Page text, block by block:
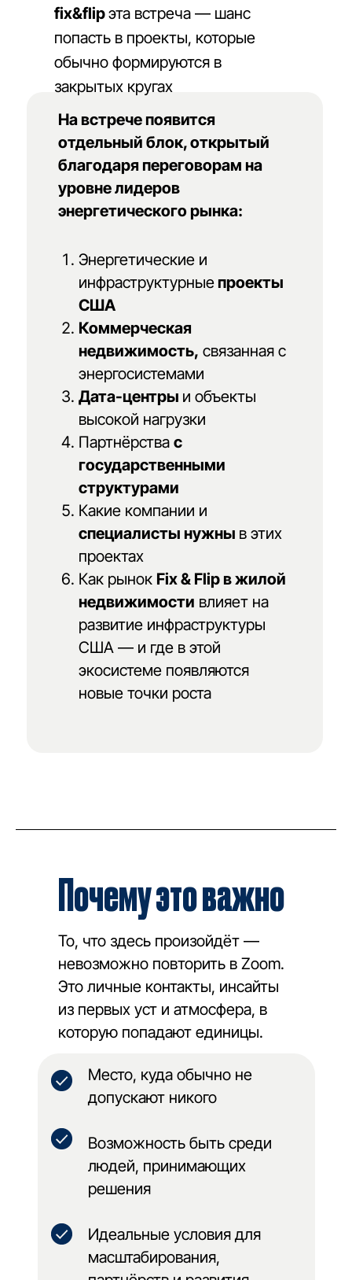
На встрече появится
отдельный блок, открытый
благодаря переговорам на
уровне лидеров
энергетического рынка:
Энергетические и
инфраструктурныепроекты
США
Коммерческая
недвижимость, связанная с
энергосистемами
Дата-центры и объекты
высокой нагрузки
Партнёрства с
государственными
структурами
Какие компании и
специалисты нужны в этих
проектах
Как рынок Fix & Flip в жилой
недвижимости влияет на
развитие инфраструктуры
США — и где в этой
экосистеме появляются
новые точки роста
fix&flipэта встреча — шанс
попасть в проекты, которые
обычно формируются в
закрытых кругах
То, что здесь произойдёт —
невозможно повторить в Zoom.
Это личные контакты, инсайты
из первых уст и атмосфера, в
которую попадают единицы.
Место, куда обычно не
допускают никого
Возможность быть среди
людей, принимающих
решения
Идеальные условия для
масштабирования,
Почему это важно